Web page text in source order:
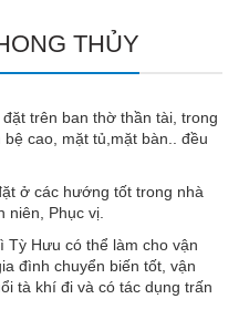
THỦY
trên ban thờ thần tài, trong
cao, mặt tủ,mặt bàn.. đều
ở các hướng tốt trong nhà
niên, Phục vị.
Tỳ Hưu có thể làm cho vận
đình chuyển biến tốt, vận
tà khí đi và có tác dụng trấn